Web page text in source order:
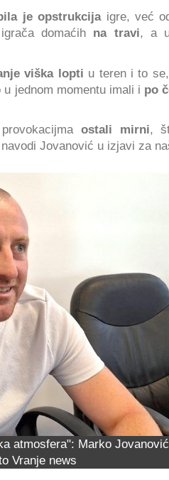
je opstrukcijaigre, već
igrača domaćih na travi, a
viška lopti u teren i to
jednom momentu imali i po
ostali mirni,
Jovanović u izjavi za
atmosfera": Marko
Vranje news